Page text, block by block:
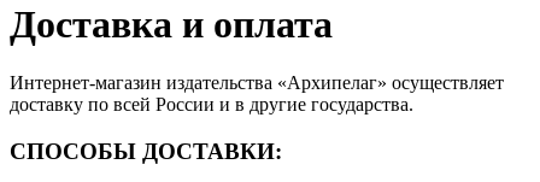
Доставка и оплата
Интернет-магазин издательства «Архипелаг» осуществляет
доставку по всей России и в другие государства.
СПОСОБЫ ДОСТАВКИ: